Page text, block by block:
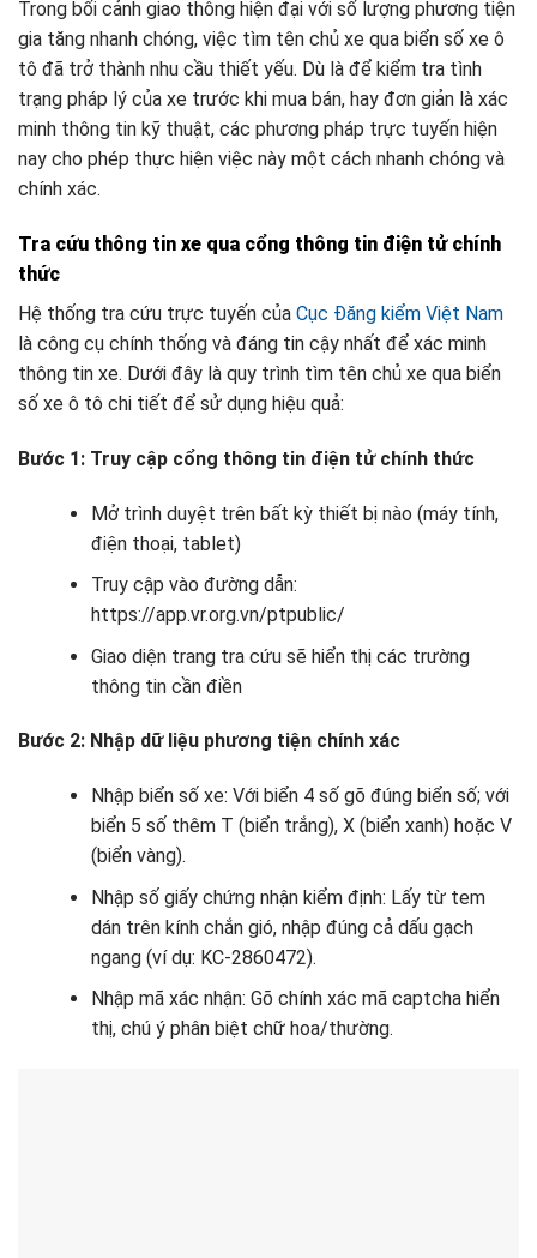
Trong bối cảnh giao thông hiện đại với số lượng phương tiện
gia tăng nhanh chóng, việc tìm tên chủ xe qua biển số xe ô
tô đã trở thành nhu cầu thiết yếu. Dù là để kiểm tra tình
trạng pháp lý của xe trước khi mua bán, hay đơn giản là xác
minh thông tin kỹ thuật, các phương pháp trực tuyến hiện
nay cho phép thực hiện việc này một cách nhanh chóng và
chính xác.
Tra cứu thông tin xe qua cổng thông tin điện tử chính
thức
Hệ thống tra cứu trực tuyến của Cục Đăng kiểm Việt Nam
là công cụ chính thống và đáng tin cậy nhất để xác minh
thông tin xe. Dưới đây là quy trình tìm tên chủ xe qua biển
số xe ô tô chi tiết để sử dụng hiệu quả:
Bước 1: Truy cập cổng thông tin điện tử chính thức
Mở trình duyệt trên bất kỳ thiết bị nào (máy tính,
điện thoại, tablet)
Truy cập vào đường dẫn:
https://app.vr.org.vn/ptpublic/
Giao diện trang tra cứu sẽ hiển thị các trường
thông tin cần điền
Bước 2: Nhập dữ liệu phương tiện chính xác
Nhập biển số xe: Với biển 4 số gõ đúng biển số; với
biển 5 số thêm T (biển trắng), X (biển xanh) hoặc V
(biển vàng).
Nhập số giấy chứng nhận kiểm định: Lấy từ tem
dán trên kính chắn gió, nhập đúng cả dấu gạch
ngang (ví dụ: KC-2860472).
Nhập mã xác nhận: Gõ chính xác mã captcha hiển
thị, chú ý phân biệt chữ hoa/thường.